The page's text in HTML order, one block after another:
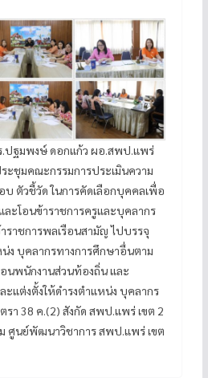
.ปฐมพงษ์ ดอกแก้ว ผอ.สพป.แพร่
ะชุมคณะกรรมการประเมินความ
บ ตัวชี้วัด ในการคัดเลือกบุคคลเพื่อ
ะโอนข้าราชการครูและบุคลากร
ราชการพลเรือนสามัญ ไปบรรจุ
ง บุคลากรทางการศึกษาอื่นตาม
นพนักงานส่วนท้องถิ่น และ
ะแต่งตั้งให้ดำรงตำแหน่ง บุคลากร
า 38 ค.(2) สังกัด สพป.แพร่ เขต 2
ศูนย์พัฒนาวิชาการ สพป.แพร่ เขต